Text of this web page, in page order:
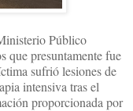
Público
que presuntamente fue
sufrió lesiones de
intensiva tras el
proporcionada por